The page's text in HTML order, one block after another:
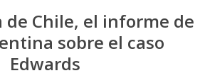
de Chile, el informe de
sobre el caso
Edwards